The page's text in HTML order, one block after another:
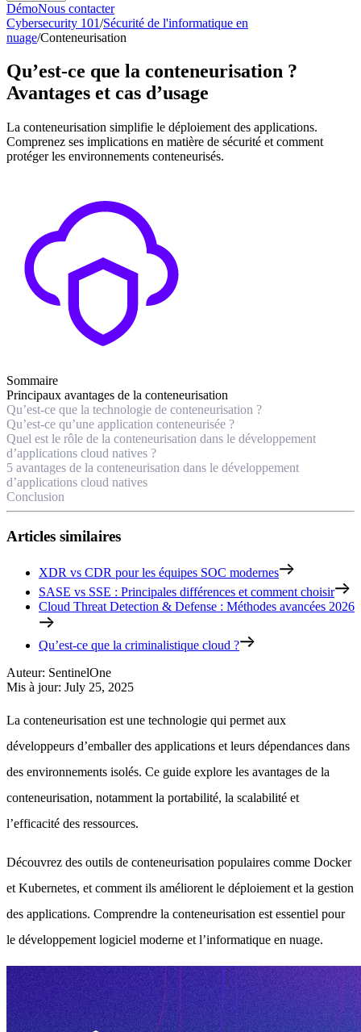
DémoNous contacter
Cybersecurity 101/Sécurité de l'informatique en
nuage/Conteneurisation
Qu’est-ce que la conteneurisation ?
Avantages et cas d’usage
La conteneurisation simplifie le déploiement des applications.
Comprenez ses implications en matière de sécurité et comment
protéger les environnements conteneurisés.
Sommaire
Principaux avantages de la conteneurisation
Qu’est-ce que la technologie de conteneurisation ?
Qu’est-ce qu’une application conteneurisée ?
Quel est le rôle de la conteneurisation dans le développement
d’applications cloud natives ?
5 avantages de la conteneurisation dans le développement
d’applications cloud natives
Conclusion
Articles similaires
XDR vs CDR pour les équipes SOC modernes
SASE vs SSE : Principales différences et comment choisir
Cloud Threat Detection & Defense : Méthodes avancées 2026
Qu’est-ce que la criminalistique cloud ?
Auteur: SentinelOne
Mis à jour: July 25, 2025
La conteneurisation est une technologie qui permet aux
développeurs d’emballer des applications et leurs dépendances dans
des environnements isolés. Ce guide explore les avantages de la
conteneurisation, notamment la portabilité, la scalabilité et
l’efficacité des ressources.
Découvrez des outils de conteneurisation populaires comme Docker
et Kubernetes, et comment ils améliorent le déploiement et la gestion
des applications. Comprendre la conteneurisation est essentiel pour
le développement logiciel moderne et l’informatique en nuage.